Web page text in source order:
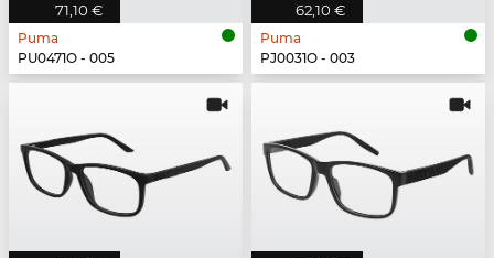
71,10 €
Puma
PU0471O - 005
62,10 €
Puma
PJ0031O - 003